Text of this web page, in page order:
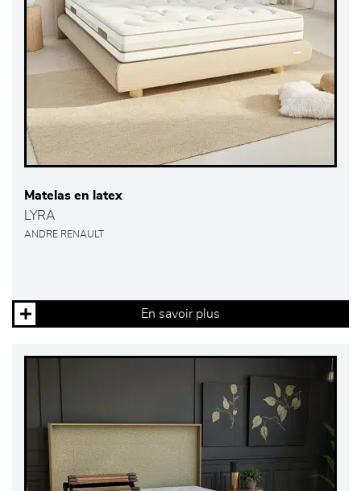
Matelas en latex
LYRA
ANDRE RENAULT
En savoir plus